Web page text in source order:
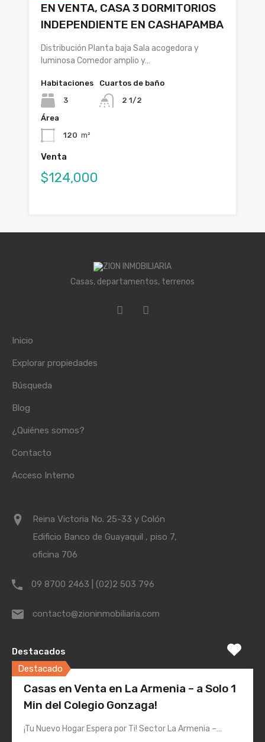
EN VENTA, CASA 3 DORMITORIOS
INDEPENDIENTE EN CASHAPAMBA
Distribución Planta baja Sala acogedora y
luminosa Comedor amplio y…
Habitaciones
3
Cuartos de baño
2 1/2
Área
120 m²
Venta
$124,000
Casas, departamentos, terrenos
Inicio
Explorar propiedades
Búsqueda
Blog
¿Quiénes somos?
Contacto
Acceso Interno
Reina Victoria No. 25-33 y Colón
Edificio Banco de Guayaquil , piso 7,
oficina 706
09 8700 2463 | (02)2 503 796
contacto@zioninmobiliaria.com
Destacados
Destacado
Casas en Venta en La Armenia – a Solo 1
Min del Colegio Gonzaga!
¡Tu Nuevo Hogar Espera por Ti! Sector La Armenia –…